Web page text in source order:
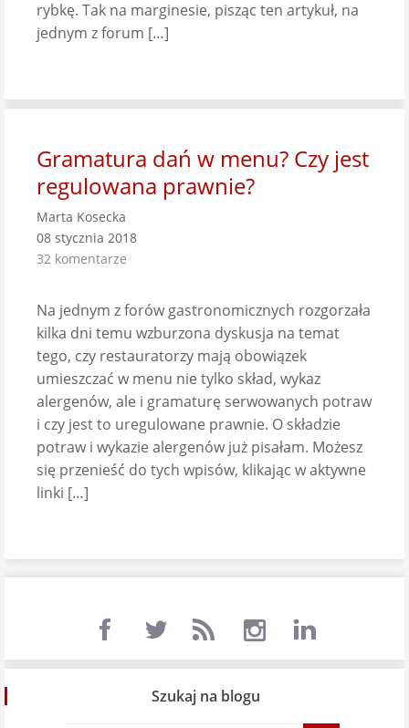
rybkę. Tak na marginesie, pisząc ten artykuł, na
jednym z forum […]
Gramatura dań w menu? Czy jest
regulowana prawnie?
Marta Kosecka
08 stycznia 2018
32 komentarze
Na jednym z forów gastronomicznych rozgorzała
kilka dni temu wzburzona dyskusja na temat
tego, czy restauratorzy mają obowiązek
umieszczać w menu nie tylko skład, wykaz
alergenów, ale i gramaturę serwowanych potraw
i czy jest to uregulowane prawnie. O składzie
potraw i wykazie alergenów już pisałam. Możesz
się przenieść do tych wpisów, klikając w aktywne
linki […]
Szukaj na blogu